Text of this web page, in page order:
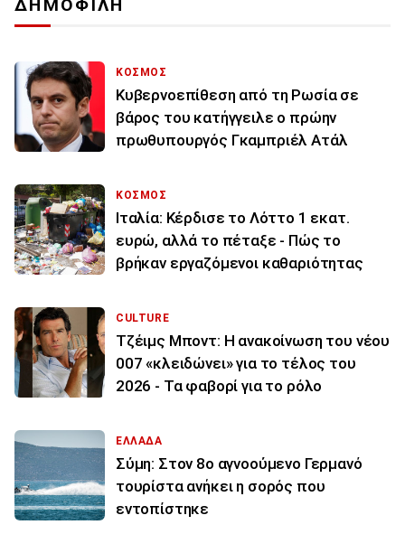
ΔΗΜΟΦΙΛΗ
ΚΟΣΜΟΣ
Κυβερνοεπίθεση από τη Ρωσία σε
βάρος του κατήγγειλε ο πρώην
πρωθυπουργός Γκαμπριέλ Ατάλ
ΚΟΣΜΟΣ
Ιταλία: Κέρδισε το Λόττο 1 εκατ.
ευρώ, αλλά το πέταξε - Πώς το
βρήκαν εργαζόμενοι καθαριότητας
CULTURE
Τζέιμς Μποντ: Η ανακοίνωση του νέου
007 «κλειδώνει» για το τέλος του
2026 - Τα φαβορί για το ρόλο
ΕΛΛΑΔΑ
Σύμη: Στον 8ο αγνοούμενο Γερμανό
τουρίστα ανήκει η σορός που
εντοπίστηκε